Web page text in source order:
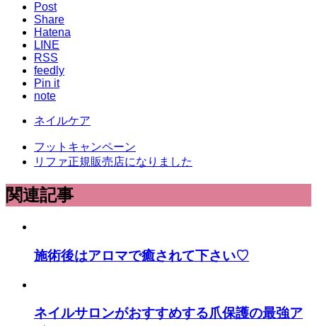
Post
Share
Hatena
LINE
RSS
feedly
Pin it
note
ネイルケア
フットキャンペーン
リファ正規販売店になりました
関連記事
施術後はアロマで癒されて下さい♡
ネイルサロンがおすすめする爪保護の最強ア